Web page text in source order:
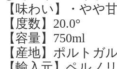
【味わい】・やや
【度数】20.0°
【容量】750ml
【産地】ポルトガ